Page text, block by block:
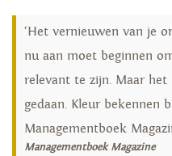
‘Het vernieuwen van je
nu aan moet beginnen
relevant te zijn. Maar het
gedaan. Kleur bekennen
Managementboek
Managementboek Magazine